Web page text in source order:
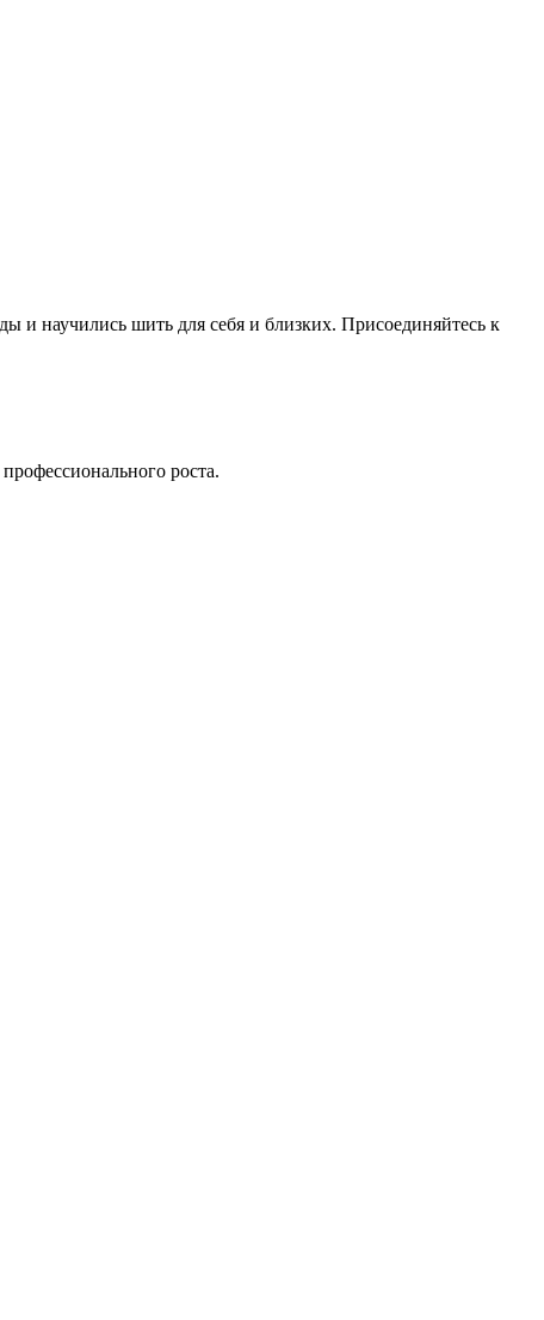
и научились шить для себя и близких. Присоединяйтесь к
роста.